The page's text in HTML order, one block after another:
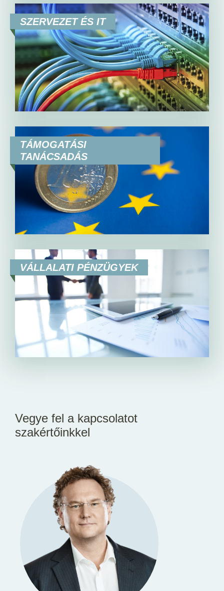
SZERVEZET ÉS IT
TÁMOGATÁSI
TANÁCSADÁS
VÁLLALATI PÉNZÜGYEK
Vegye fel a kapcsolatot
szakértőinkkel